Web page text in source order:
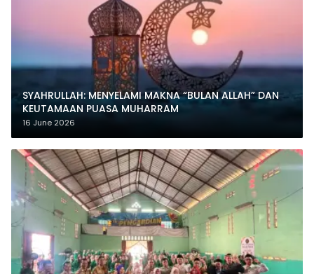
SYAHRULLAH: MENYELAMI MAKNA “BULAN ALLAH” DAN
KEUTAMAAN PUASA MUHARRAM
16 June 2026